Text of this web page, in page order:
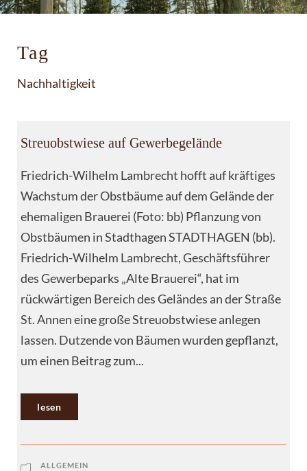
Tag
Nachhaltigkeit
Streuobstwiese auf Gewerbegelände
Friedrich-Wilhelm Lambrecht hofft auf kräftiges
Wachstum der Obstbäume auf dem Gelände der
ehemaligen Brauerei (Foto: bb) Pflanzung von
Obstbäumen in Stadthagen STADTHAGEN (bb).
Friedrich-Wilhelm Lambrecht, Geschäftsführer
des Gewerbeparks „Alte Brauerei“, hat im
rückwärtigen Bereich des Geländes an der Straße
St. Annen eine große Streuobstwiese anlegen
lassen. Dutzende von Bäumen wurden gepflanzt,
um einen Beitrag zum...
lesen
ALLGEMEIN